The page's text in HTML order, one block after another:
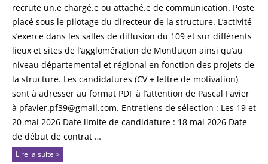
recrute un.e chargé.e ou attaché.e de communication. Poste
placé sous le pilotage du directeur de la structure. L’activité
s’exerce dans les salles de diffusion du 109 et sur différents
lieux et sites de l’agglomération de Montluçon ainsi qu’au
niveau départemental et régional en fonction des projets de
la structure. Les candidatures (CV + lettre de motivation)
sont à adresser au format PDF à l’attention de Pascal Favier
à pfavier.pf39@gmail.com. Entretiens de sélection : Les 19 et
20 mai 2026 Date limite de candidature : 18 mai 2026 Date
de début de contrat …
Lire la suite >